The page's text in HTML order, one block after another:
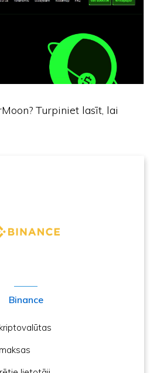
Turpiniet lasīt, lai
Binance